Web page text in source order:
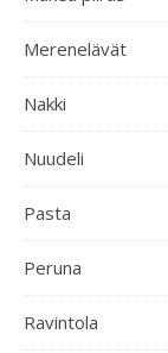
Merenelävät
Nakki
Nuudeli
Pasta
Peruna
Ravintola